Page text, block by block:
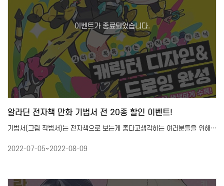
알라딘 전자책 만화 기법서 전 20종 할인 이벤트!
기법서(그림 작법서)는 전자책으로 보는게 좋다고생각하는 여러분들을 위해 준비했습니다!알라딘에서 만나볼 수 있…
2022-07-05~2022-08-09